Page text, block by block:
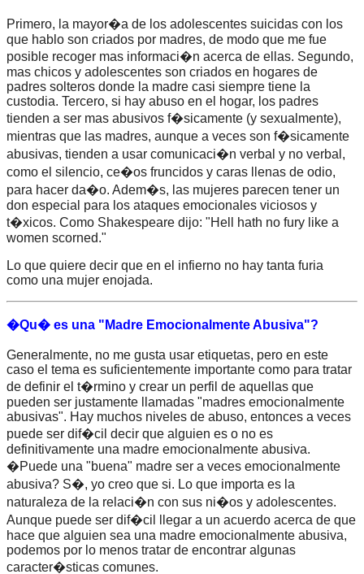
Primero, la mayor�a de los adolescentes suicidas con los
que hablo son criados por madres, de modo que me fue
posible recoger mas informaci�n acerca de ellas. Segundo,
mas chicos y adolescentes son criados en hogares de
padres solteros donde la madre casi siempre tiene la
custodia. Tercero, si hay abuso en el hogar, los padres
tienden a ser mas abusivos f�sicamente (y sexualmente),
mientras que las madres, aunque a veces son f�sicamente
abusivas, tienden a usar comunicaci�n verbal y no verbal,
como el silencio, ce�os fruncidos y caras llenas de odio,
para hacer da�o. Adem�s, las mujeres parecen tener un
don especial para los ataques emocionales viciosos y
t�xicos. Como Shakespeare dijo: "Hell hath no fury like a
women scorned."
Lo que quiere decir que en el infierno no hay tanta furia
como una mujer enojada.
�Qu� es una "Madre Emocionalmente Abusiva"?
Generalmente, no me gusta usar etiquetas, pero en este
caso el tema es suficientemente importante como para tratar
de definir el t�rmino y crear un perfil de aquellas que
pueden ser justamente llamadas "madres emocionalmente
abusivas". Hay muchos niveles de abuso, entonces a veces
puede ser dif�cil decir que alguien es o no es
definitivamente una madre emocionalmente abusiva.
�Puede una "buena" madre ser a veces emocionalmente
abusiva? S�, yo creo que si. Lo que importa es la
naturaleza de la relaci�n con sus ni�os y adolescentes.
Aunque puede ser dif�cil llegar a un acuerdo acerca de que
hace que alguien sea una madre emocionalmente abusiva,
podemos por lo menos tratar de encontrar algunas
caracter�sticas comunes.